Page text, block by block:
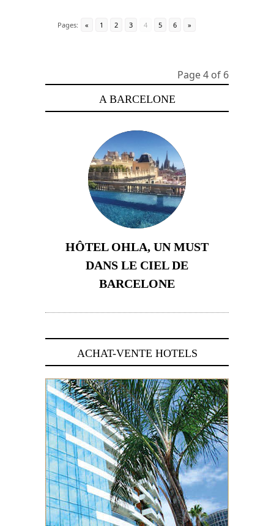
Pages: « 1 2 3 4 5 6 »
Page 4 of 6
A BARCELONE
HÔTEL OHLA, UN MUST
DANS LE CIEL DE
BARCELONE
ACHAT-VENTE HOTELS